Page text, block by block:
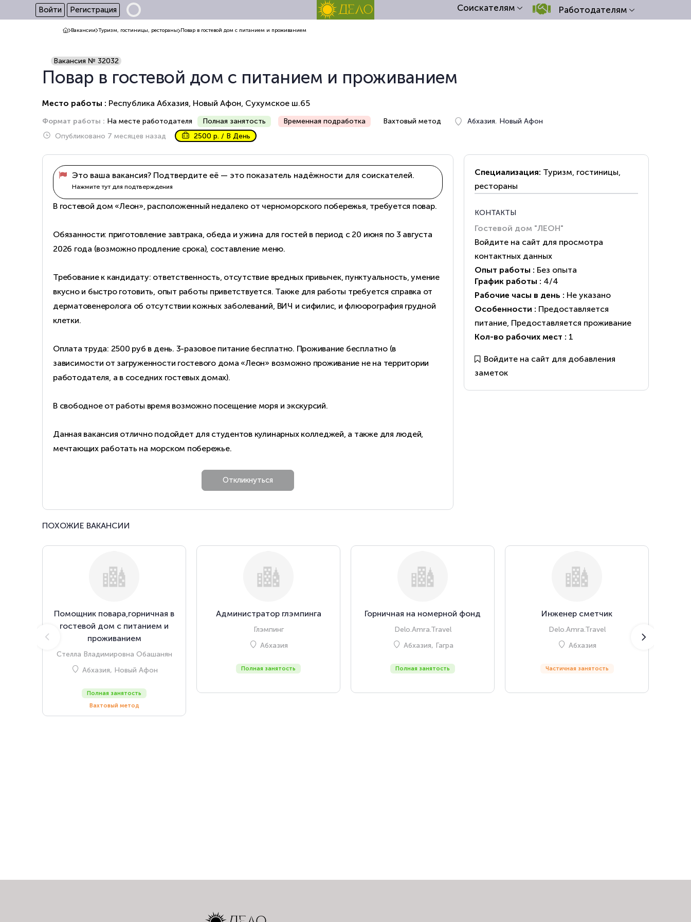
Войти Регистрация Соискателям Работодателям
Вакансии Туризм, гостиницы, рестораны Повар в гостевой дом с питанием и проживанием
Повар в гостевой дом с питанием и проживанием
Место работы : Республика Абхазия, Новый Афон, Сухумское ш.65
Формат работы : На месте работодателя Полная занятость Временная подработка Вахтовый метод Абхазия, Новый Афон
Опубликовано 7 месяцев назад
2500 р. / В День
Вакансия № 32032
Это ваша вакансия? Подтвердите её — это показатель надёжности для соискателей.
Нажмите тут для подтверждения
В гостевой дом «Леон», расположенный недалеко от черноморского побережья, требуется повар.
Обязанности: приготовление завтрака, обеда и ужина для гостей в период с 20 июня по 3 августа
2026 года (возможно продление срока), составление меню.
Требование к кандидату: ответственность, отсутствие вредных привычек, пунктуальность, умение
вкусно и быстро готовить, опыт работы приветствуется. Также для работы требуется справка от
дерматовенеролога об отсутствии кожных заболеваний, ВИЧ и сифилис, и флюорография грудной
клетки.
Оплата труда: 2500 руб в день. 3-разовое питание бесплатно. Проживание бесплатно (в
зависимости от загруженности гостевого дома «Леон» возможно проживание не на территории
работодателя, а в соседних гостевых домах).
В свободное от работы время возможно посещение моря и экскурсий.
Данная вакансия отлично подойдет для студентов кулинарных колледжей, а также для людей,
мечтающих работать на морском побережье.
Специализация: Туризм, гостиницы,
рестораны
КОНТАКТЫ
Гостевой дом "ЛЕОН"
Войдите на сайт для просмотра
контактных данных
Опыт работы : Без опыта
График работы : 4/4
Рабочие часы в день : Не указано
Особенности : Предоставляется
питание, Предоставляется проживание
Кол-во рабочих мест : 1
Войдите на сайт для добавления
заметок
ПОХОЖИЕ ВАКАНСИИ
Помощник повара,горничная в
гостевой дом с питанием и
проживанием
Стелла Владимировна Обашанян
Абхазия, Новый Афон
Полная занятость
Вахтовый метод
Администратор глэмпинга
Глэмпинг
Абхазия
Полная занятость
Горничная на номерной фонд
Delo.Amra.Travel
Абхазия, Гагра
Полная занятость
Инженер сметчик
Delo.Amra.Travel
Абхазия
Частичная занятость